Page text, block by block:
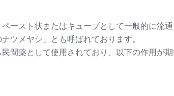
ースト状またはキューブとして一般的に流
ツメヤシ」とも呼ばれております。
間薬として使用されており、以下の作用が期